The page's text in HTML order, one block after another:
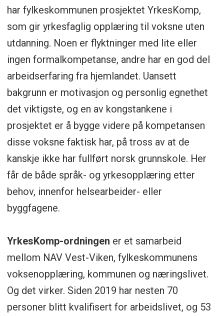
har fylkeskommunen prosjektet YrkesKomp,
som gir yrkesfaglig opplæring til voksne uten
utdanning. Noen er flyktninger med lite eller
ingen formalkompetanse, andre har en god del
arbeidserfaring fra hjemlandet. Uansett
bakgrunn er motivasjon og personlig egnethet
det viktigste, og en av kongstankene i
prosjektet er å bygge videre på kompetansen
disse voksne faktisk har, på tross av at de
kanskje ikke har fullført norsk grunnskole. Her
får de både språk- og yrkesopplæring etter
behov, innenfor helsearbeider- eller
byggfagene.
YrkesKomp-ordningen er et samarbeid
mellom NAV Vest-Viken, fylkeskommunens
voksenopplæring, kommunen og næringslivet.
Og det virker. Siden 2019 har nesten 70
personer blitt kvalifisert for arbeidslivet, og 53